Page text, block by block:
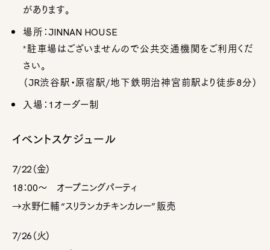
があります。
場所：JINNAN HOUSE
*駐車場はございませんので公共交通機関をご利用くだ
さい。
（JR渋谷駅・原宿駅/地下鉄明治神宮前駅より徒歩8分）
入場：1オーダー制
イベントスケジュール
7/22（金）
18：00～ オープニングパーティ
→水野仁輔 “スリランカチキンカレー” 販売
7/26（火）